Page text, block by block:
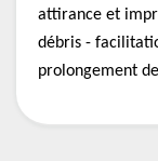
attirance et
débris -
prolongement